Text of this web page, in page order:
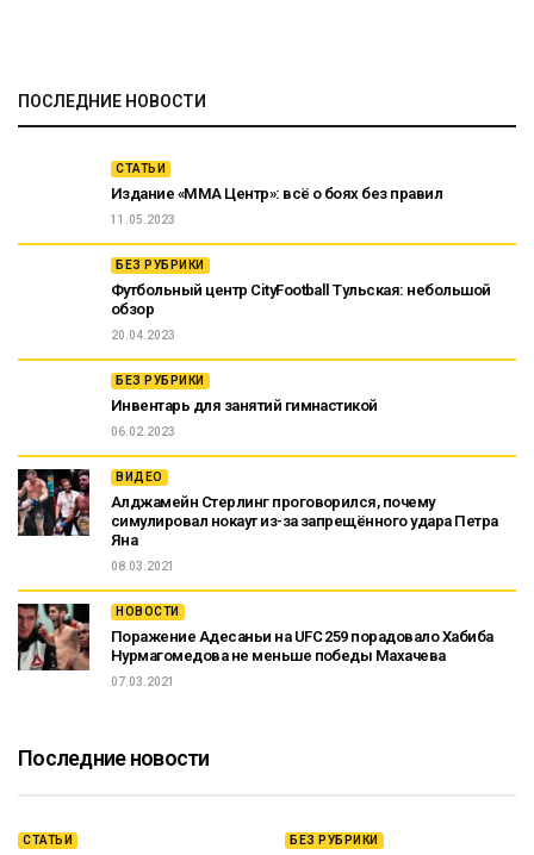
ПОСЛЕДНИЕ НОВОСТИ
СТАТЬИ
Издание «ММА Центр»: всё о боях без правил
11.05.2023
БЕЗ РУБРИКИ
Футбольный центр CityFootball Тульская: небольшой
обзор
20.04.2023
БЕЗ РУБРИКИ
Инвентарь для занятий гимнастикой
06.02.2023
ВИДЕО
Алджамейн Стерлинг проговорился, почему
симулировал нокаут из-за запрещённого удара Петра
Яна
08.03.2021
НОВОСТИ
Поражение Адесаньи на UFC 259 порадовало Хабиба
Нурмагомедова не меньше победы Махачева
07.03.2021
Последние новости
СТАТЬИ БЕЗ РУБРИКИ